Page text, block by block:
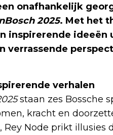
onafhankelijk
2025. Met het
inspirerende ideeën
verrassende
verhalen
staan zes Bossche
kracht en
Rey Node prikt